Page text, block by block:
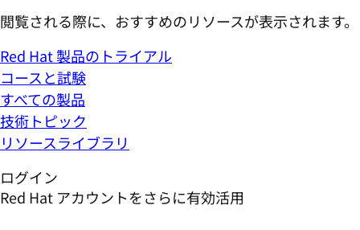
閲覧される際に、おすすめのリソースが表示されます。
Red Hat 製品のトライアル
コースと試験
すべての製品
技術トピック
リソースライブラリ
ログイン
Red Hat アカウントをさらに有効活用